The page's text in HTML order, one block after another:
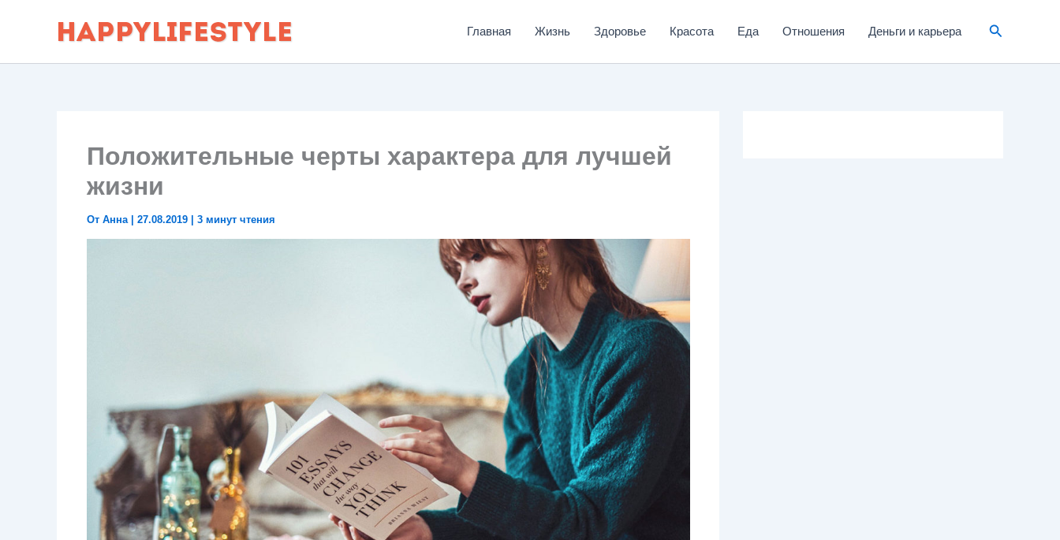
содержимому
Главная Жизнь Здоровье Красота Еда Отношения Деньги и карьера
Положительные черты характера для лучшей
жизни
От Анна | 27.08.2019 | 3 минут чтения